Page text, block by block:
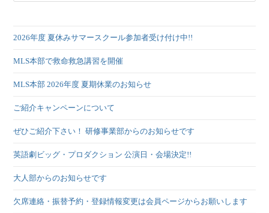
2026年度 夏休みサマースクール参加者受け付け中!!
MLS本部で救命救急講習を開催
MLS本部 2026年度 夏期休業のお知らせ
ご紹介キャンペーンについて
ぜひご紹介下さい！ 研修事業部からのお知らせです
英語劇ビッグ・プロダクション 公演日・会場決定!!
大人部からのお知らせです
欠席連絡・振替予約・登録情報変更は会員ページからお願いします